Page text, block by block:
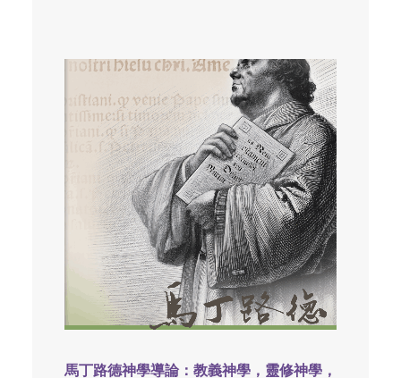
馬丁路德神學導論：教義神學，靈修神學，